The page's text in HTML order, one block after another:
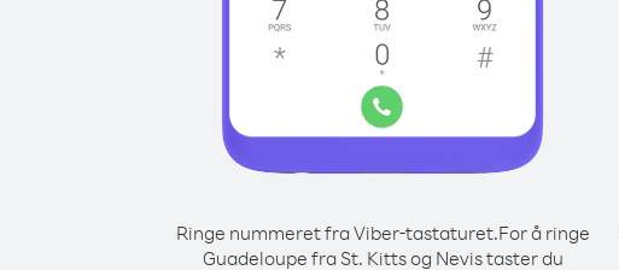
Ringe nummeret fra Viber-tastaturet.For å ringe
Guadeloupe fra St. Kitts og Nevis taster du